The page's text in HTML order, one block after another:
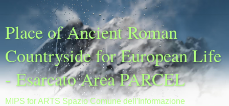
Place of Ancient Roman
Countryside for European Life
- Esarcato Area PARCEL
MIPS for ARTS Spazio Comune dell'Informazione